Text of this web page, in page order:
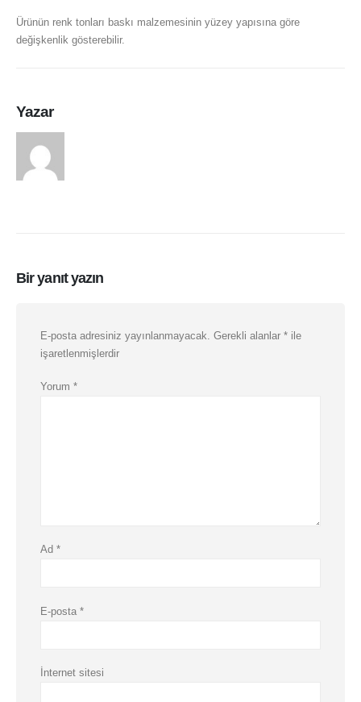
Ürünün renk tonları baskı malzemesinin yüzey yapısına göre
değişkenlik gösterebilir.
Yazar
Bir yanıt yazın
E-posta adresiniz yayınlanmayacak. Gerekli alanlar * ile
işaretlenmişlerdir
Yorum *
Ad *
E-posta *
İnternet sitesi